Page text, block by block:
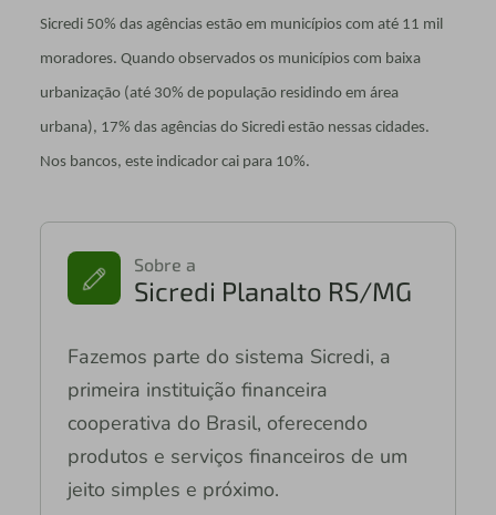
Sicredi 50% das agências estão em municípios com até 11 mil
moradores. Quando observados os municípios com baixa
urbanização (até 30% de população residindo em área
urbana), 17% das agências do Sicredi estão nessas cidades.
Nos bancos, este indicador cai para 10%.
Sobre a
Sicredi Planalto RS/MG
Fazemos parte do sistema Sicredi, a
primeira instituição financeira
cooperativa do Brasil, oferecendo
produtos e serviços financeiros de um
jeito simples e próximo.